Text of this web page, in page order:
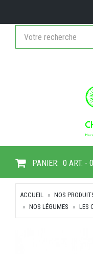
PANIER: 0 ART. -
ACCUEIL
NOS
NOS LÉGUMES
LES